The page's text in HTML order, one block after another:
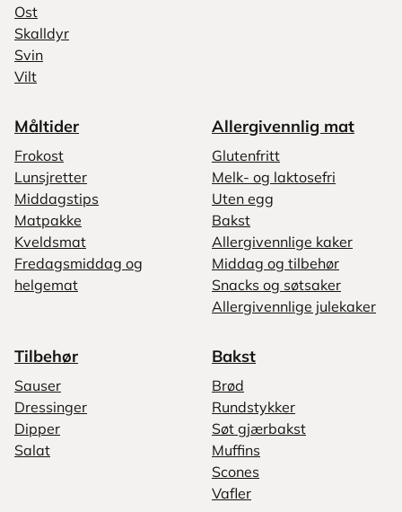
Ost
Skalldyr
Svin
Vilt
Måltider
Frokost
Lunsjretter
Middagstips
Matpakke
Kveldsmat
Fredagsmiddag og
helgemat
Allergivennlig mat
Glutenfritt
Melk- og laktosefri
Uten egg
Bakst
Allergivennlige kaker
Middag og tilbehør
Snacks og søtsaker
Allergivennlige julekaker
Tilbehør
Sauser
Dressinger
Dipper
Salat
Bakst
Brød
Rundstykker
Søt gjærbakst
Muffins
Scones
Vafler